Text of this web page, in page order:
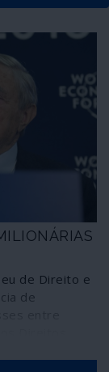
de Direito e
de